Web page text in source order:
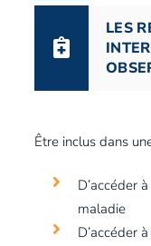
LES
Être inclus dans
D’accéder
maladie
D’accéder